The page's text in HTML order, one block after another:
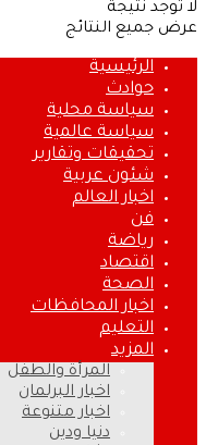
لا توجد نتيجة
عرض جميع النتائج
الرئيسية
حوادث
سياسة محلية
سياسة عالمية
تحقيقات وتقارير
شئون عربية
اخبار العالم
فن
رياضة
اقتصاد
الصحة
اخبار المحافظات
التعليم
المزيد
المرأة والطفل
اخبار البرلمان
اخبار متنوعة
دنيا ودين